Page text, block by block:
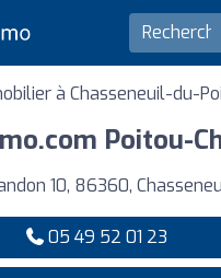
à Chasseneuil-du-
Poitou-
10, 86360,
05 49 52 01 23